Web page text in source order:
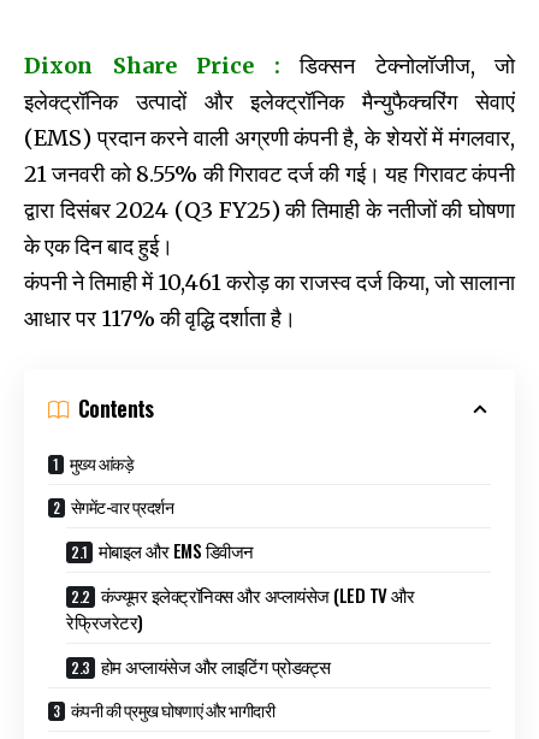
Dixon Share Price : डिक्सन टेक्नोलॉजीज, जो
इलेक्ट्रॉनिक उत्पादों और इलेक्ट्रॉनिक मैन्युफैक्चरिंग सेवाएं
(EMS) प्रदान करने वाली अग्रणी कंपनी है, के शेयरों में मंगलवार,
21 जनवरी को 8.55% की गिरावट दर्ज की गई। यह गिरावट कंपनी
द्वारा दिसंबर 2024 (Q3 FY25) की तिमाही के नतीजों की घोषणा
के एक दिन बाद हुई।
कंपनी ने तिमाही में ₹10,461 करोड़ का राजस्व दर्ज किया, जो सालाना
आधार पर 117% की वृद्धि दर्शाता है।
Contents
मुख्य आंकड़े
सेगमेंट-वार प्रदर्शन
मोबाइल और EMS डिवीजन
कंज्यूमर इलेक्ट्रॉनिक्स और अप्लायंसेज (LED TV और
रेफ्रिजरेटर)
होम अप्लायंसेज और लाइटिंग प्रोडक्ट्स
कंपनी की प्रमुख घोषणाएं और भागीदारी